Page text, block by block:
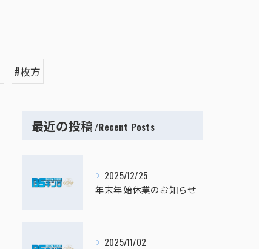
#枚方
最近の投稿 Recent Posts
2025/12/25
年末年始休業のお知らせ
2025/11/02